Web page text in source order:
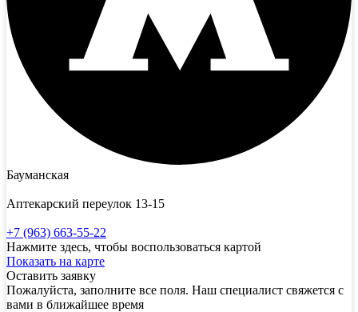
Бауманская
Аптекарский переулок 13-15
+7 (963) 663-55-22
Нажмите здесь, чтобы воспользоваться картой
Показать на карте
Оставить заявку
Пожалуйста, заполните все поля. Наш специалист свяжется с
вами в ближайшее время